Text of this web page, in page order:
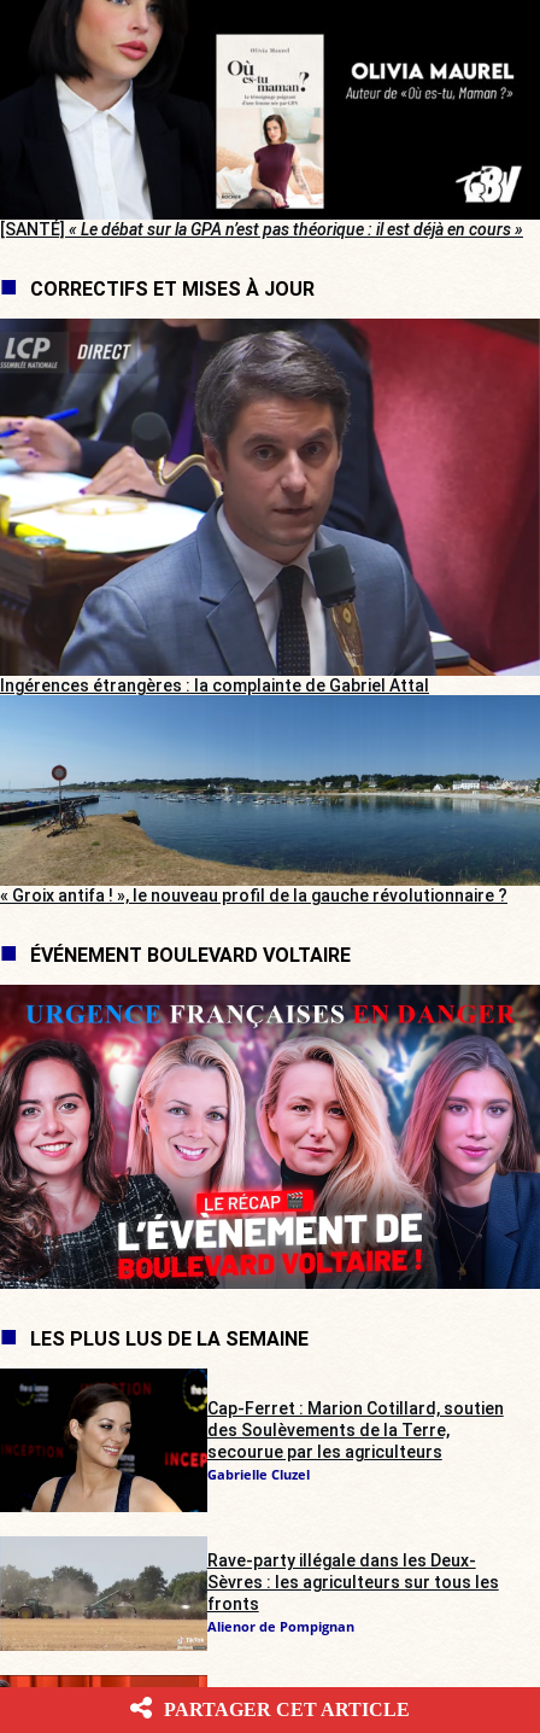
[SANTÉ] « Le débat sur la GPA n’est pas théorique : il est déjà en cours »
CORRECTIFS ET MISES À JOUR
Ingérences étrangères : la complainte de Gabriel Attal
« Groix antifa ! », le nouveau profil de la gauche révolutionnaire ?
ÉVÉNEMENT BOULEVARD VOLTAIRE
LES PLUS LUS DE LA SEMAINE
Cap-Ferret : Marion Cotillard, soutien
des Soulèvements de la Terre,
secourue par les agriculteurs
Gabrielle Cluzel
Rave-party illégale dans les Deux-
Sèvres : les agriculteurs sur tous les
fronts
Alienor de Pompignan
France Inter: deux « expertes » pour un
PARTAGER CET ARTICLE